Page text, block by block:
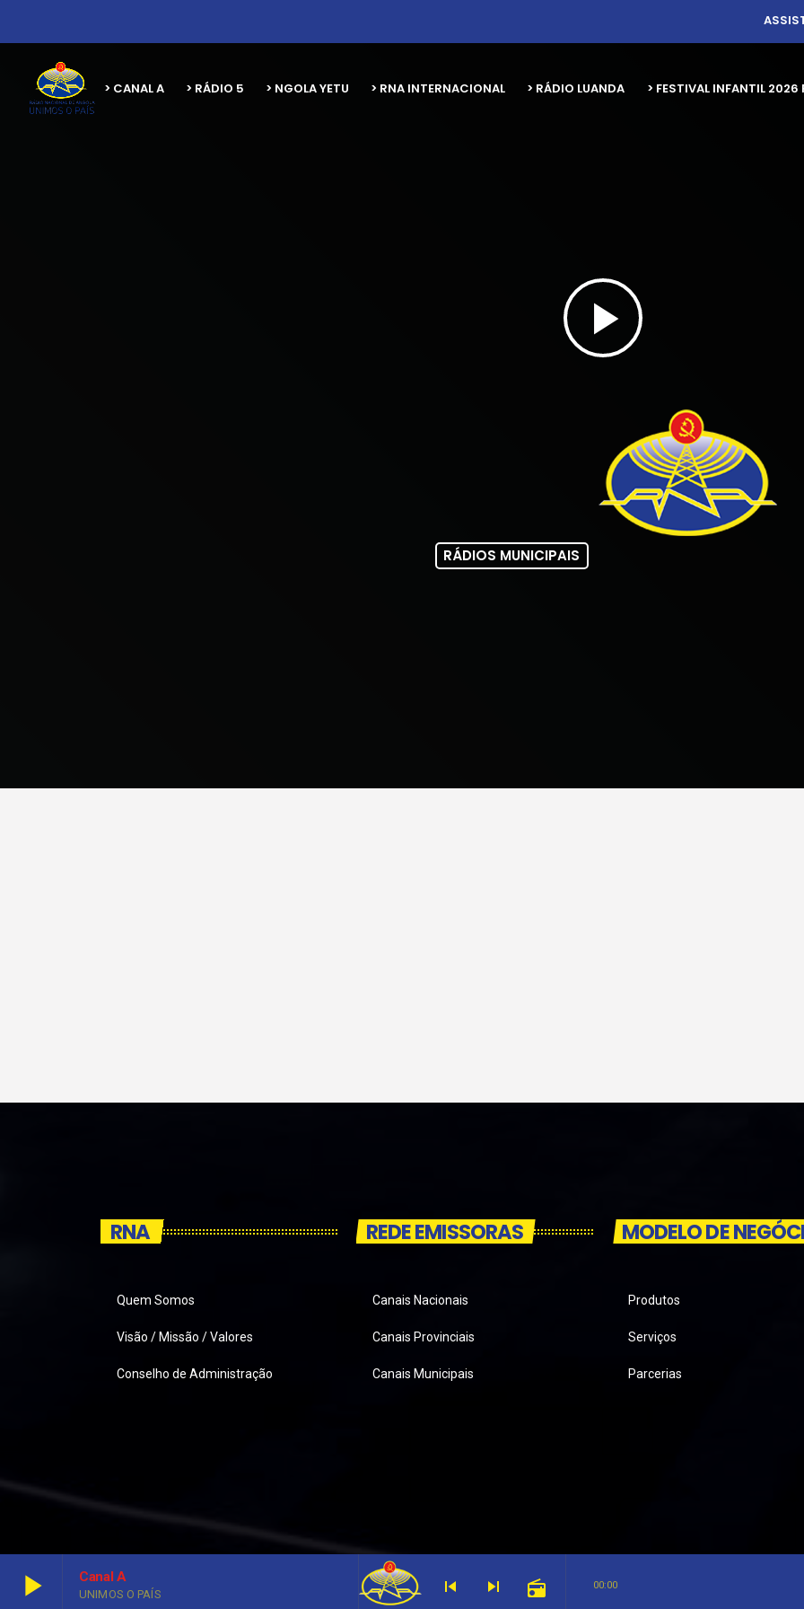
> CANAL A > RÁDIO 5 > NGOLA YETU > RNA INTERNACIONAL > RÁDIO LUANDA > FESTIVAL INFANTIL
play_arrow
RÁDIOS MUNICIPAIS
RNA
Quem Somos
Visão / Missão / Valores
Conselho de Administração
REDE EMISSORAS
Canais Nacionais
Canais Provinciais
Canais Municipais
MODELO DE
Produtos
Serviços
Parcerias
play_arrow Canal A
UNIMOS O PAÍS skip_previous skip_next radio 00:00